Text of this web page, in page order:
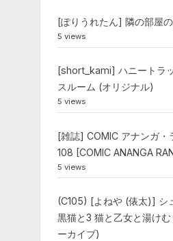
[ぽりうれたん] 隣の部屋
5 views
[short_kami] ハニートラ
スルーム (オリジナル)
5 views
[雑誌] COMIC アナンガ・
108 [COMIC ANANGA
5 views
(C105) [よねや (俵太)] シ
黒猫と3 猫と乙女と湯け
ーカイブ)